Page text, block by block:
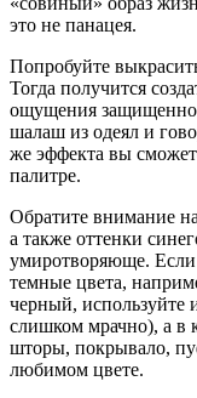
это не панацея.
Попробуйте
Тогда получится
ощущения
шалаш из одеял и
же эффекта вы
палитре.
Обратите внимание
а также оттенки
умиротворяюще.
темные цвета,
черный, используйте
слишком мрачно), а в
шторы, покрывало,
любимом цвете.